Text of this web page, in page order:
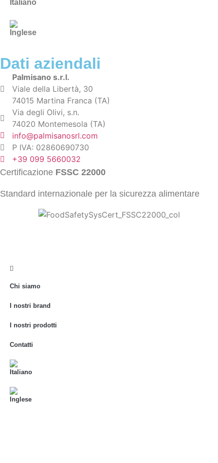
Dati aziendali
Palmisano s.r.l.
Viale della Libertà, 30
74015 Martina Franca (TA)
Via degli Olivi, s.n.
74020 Montemesola (TA)
info@palmisanosrl.com
P IVA: 02860690730
+39 099 5660032
Certificazione FSSC 22000
Standard internazionale per la sicurezza alimentare
Chi siamo
I nostri brand
I nostri prodotti
Contatti